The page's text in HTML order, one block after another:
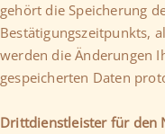
gehört die Speicherung
Bestätigungszeitpunkts,
werden die Änderungen
gespeicherten Daten
Drittdienstleister für den